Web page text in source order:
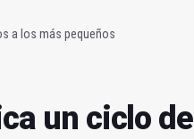
a los más pequeños
un ciclo de